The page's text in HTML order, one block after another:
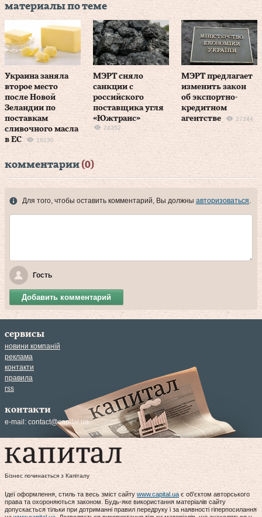
материалы по теме
Украина заняла
второе место
после Новой
Зеландии по
поставкам
сливочного масла
в ЕС
18230
МЭРТ сняло
санкции с
российского
поставщика угля
«Южтранс»
24352
МЭРТ предлагает
изменить закон
об экспортно-
кредитном
агентстве
27244
комментарии (0)
Для того, чтобы оставить комментарий, Вы должны авторизоваться.
Гость
Добавить комментарий
сервисы
новини компаній
реклама
контакти
правила
rss
контакти
e-mail: contact@capital.ua
Бізнес починається з Капіталу
Ідеї оформлення, стиль та весь зміст сайту www.capital.uaє об'єктом авторського
права та охороняються законом. Будь-яке використання матеріалів сайту
допускається тільки при дотриманні правил передруку і за наявності гіперпосилання